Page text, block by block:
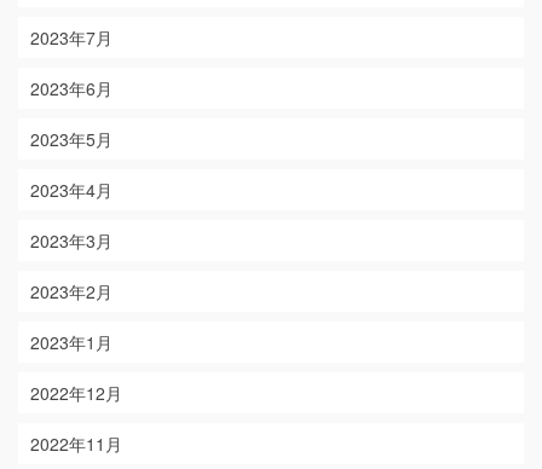
2023年7月
2023年6月
2023年5月
2023年4月
2023年3月
2023年2月
2023年1月
2022年12月
2022年11月